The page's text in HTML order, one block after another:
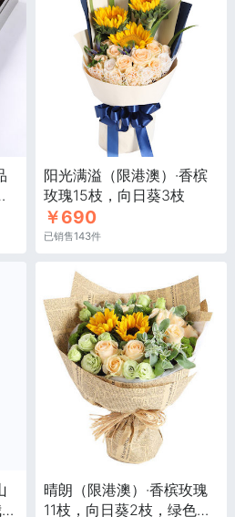
阳光满溢（限港澳）·香槟
玫瑰15枝，向日葵3枝
￥690
已销售143件
晴朗（限港澳）·香槟玫瑰
11枝，向日葵2枝，绿色桔